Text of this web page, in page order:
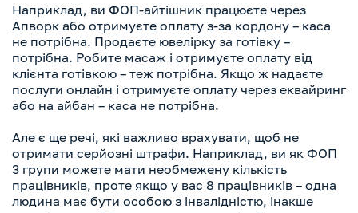
Наприклад, ви ФОП-айтішник працюєте через
Апворк або отримуєте оплату з-за кордону – каса
не потрібна. Продаєте ювелірку за готівку –
потрібна. Робите масаж і отримуєте оплату від
клієнта готівкою – теж потрібна. Якщо ж надаєте
послуги онлайн і отримуєте оплату через еквайринг
або на айбан – каса не потрібна.
Але є ще речі, які важливо врахувати, щоб не
отримати серйозні штрафи. Наприклад, ви як ФОП
3 групи можете мати необмежену кількість
працівників, проте якщо у вас 8 працівників – одна
людина має бути особою з інвалідністю, інакше